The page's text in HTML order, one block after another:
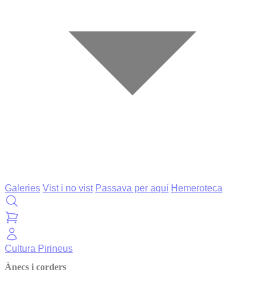
Galeries Vist i no vist Passava per aquí Hemeroteca
Cultura Pirineus
Ànecs i corders